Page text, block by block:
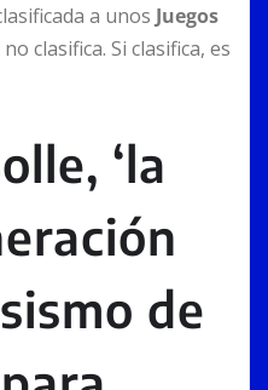
a unos Juegos
clasifica. Si clasifica, es
‘la
de